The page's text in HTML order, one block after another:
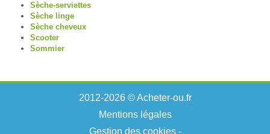
Sèche-serviettes
Sèche linge
Sèche cheveux
Scooter
Sommier
2012-2026 © Acheter-ou.fr
Mentions légales
Gestion des cookies-